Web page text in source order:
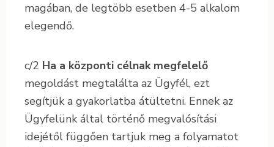
magában, de legtöbb esetben 4-5 alkalom
elegendő.
c/2 Ha a központi célnak megfelelő
megoldást megtalálta az Ügyfél, ezt
segítjük a gyakorlatba átültetni. Ennek az
Ügyfelünk által történő megvalósítási
idejétől függően tartjuk meg a folyamatot